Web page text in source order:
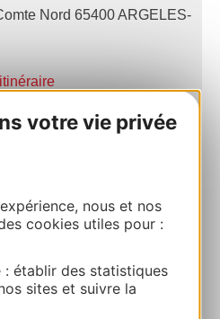
votre vie privée
nous et nos
cookies utiles pour :
: établir des statistiques
sites et suivre la
Nord 65400 ARGELES-
20